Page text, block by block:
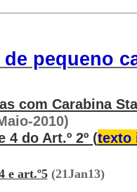
pequeno
com Carabina
2010)
4 do Art.º 2º (texto
e art.º5(21Jan13)